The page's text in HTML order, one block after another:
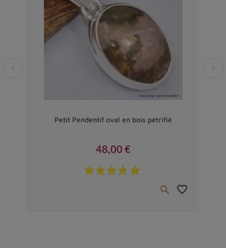
Petit Pendentif oval en bois pétrifié
Prix
48,00 €
 favorite_border